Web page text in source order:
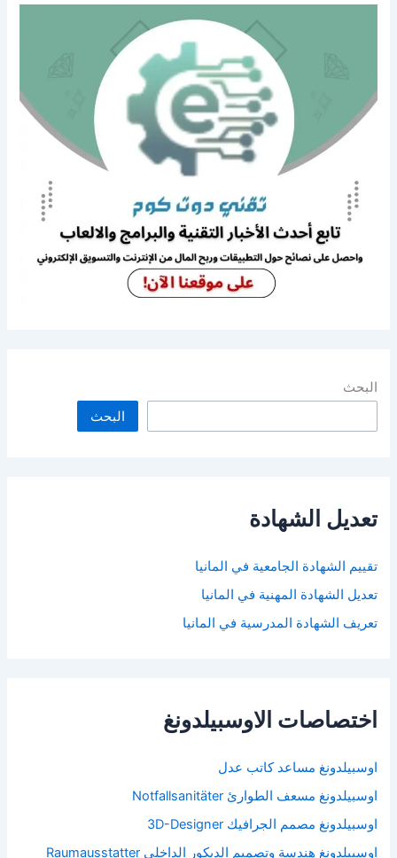
البحث
البحث
تعديل الشهادة
تقييم الشهادة الجامعية في المانيا
تعديل الشهادة المهنية في المانيا
تعريف الشهادة المدرسية في المانيا
اختصاصات الاوسبيلدونغ
اوسبيلدونغ مساعد كاتب عدل
اوسبيلدونغ مسعف الطوارئ Notfallsanitäter
اوسبيلدونغ مصمم الجرافيك 3D-Designer
اوسبيلدونغ هندسة وتصميم الديكور الداخلي Raumausstatter